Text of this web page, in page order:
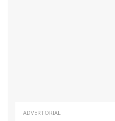
ADVERTORIAL